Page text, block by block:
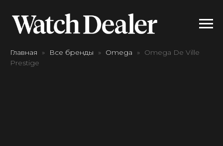
Главная Все бренды Omega
Omega De Ville
Prestige